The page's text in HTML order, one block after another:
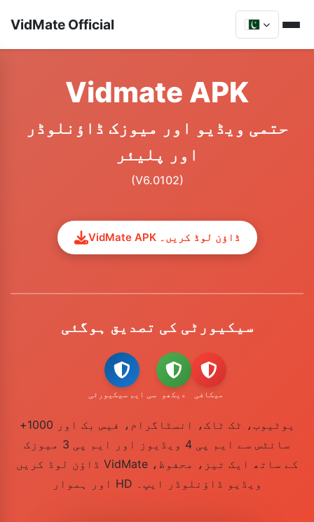
VidMate Official
Vidmate APK
حتمی ویڈیو اور میوزک ڈاؤنلوڈر
اور پلیئر
(V6.0102)
VidMate APK ڈاؤن لوڈ کریں۔
سیکیورٹی کی تصدیق ہوگئی
سی ایم سیکیورٹی دیکھو میکافی
یوٹیوب، ٹک ٹاک، انسٹاگرام، فیس بک اور 1000+
سائٹس سے ایم پی 4 ویڈیوز اور ایم پی 3 میوزک
ڈاؤن لوڈ کریں VidMate کے ساتھ ایک تیز، محفوظ،
اور ہموار HD ویڈیو ڈاؤنلوڈر ایپ۔